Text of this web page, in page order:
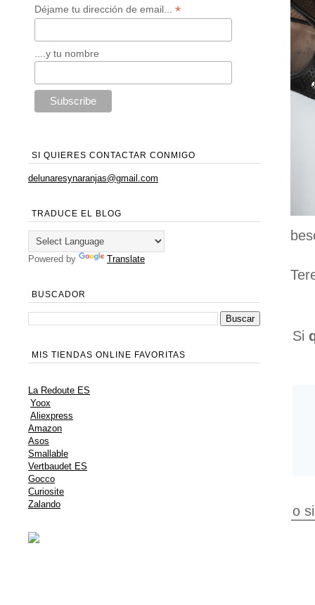
Si
o
Déjame tu dirección de email... *
....y tu nombre
SI QUIERES CONTACTAR CONMIGO
delunaresynaranjas@gmail.com
TRADUCE EL BLOG
Powered by Translate
BUSCADOR
MIS TIENDAS ONLINE FAVORITAS
La Redoute ES
Yoox
Aliexpress
Amazon
Asos
Smallable
Vertbaudet ES
Gocco
Curiosite
Zalando